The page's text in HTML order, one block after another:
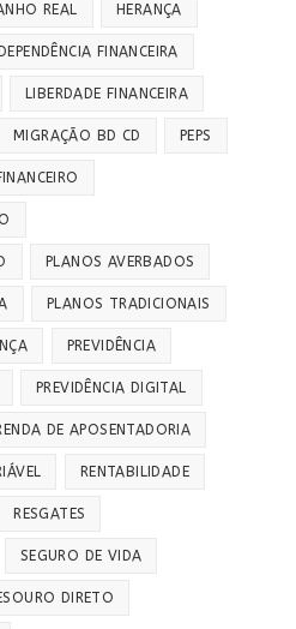
REAL HERANÇA
FINANCEIRA
LIBERDADE FINANCEIRA
MIGRAÇÃO BD CD PEPS
PLANOS AVERBADOS
PLANOS TRADICIONAIS
PREVIDÊNCIA
PREVIDÊNCIA DIGITAL
DE APOSENTADORIA
RENTABILIDADE
RESGATES
SEGURO DE VIDA
DIRETO